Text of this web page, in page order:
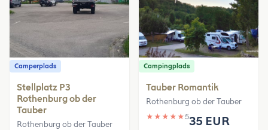
Camperplads
Stellplatz P3
Rothenburg ob der
Tauber
Rothenburg ob der Tauber
Campingplads
Tauber Romantik
Rothenburg ob der Tauber
★ ★ ★ ★ ★535 EUR